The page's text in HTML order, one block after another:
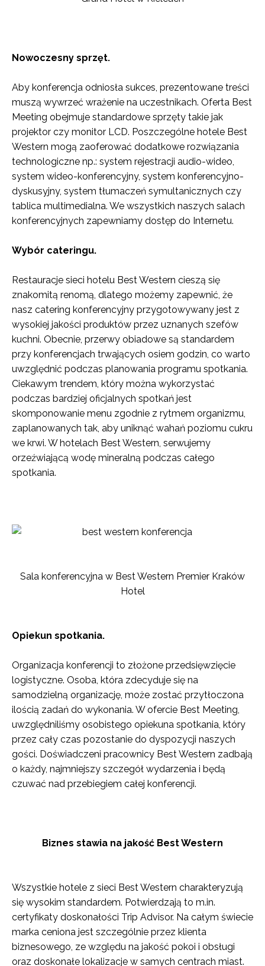
Nowoczesny sprzęt.
Aby konferencja odniosła sukces, prezentowane treści
muszą wywrzeć wrażenie na uczestnikach. Oferta Best
Meeting obejmuje standardowe sprzęty takie jak
projektor czy monitor LCD. Poszczególne hotele Best
Western mogą zaoferować dodatkowe rozwiązania
technologiczne np.: system rejestracji audio-wideo,
system wideo-konferencyjny, system konferencyjno-
dyskusyjny, system tłumaczeń symultanicznych czy
tablica multimedialna. We wszystkich naszych salach
konferencyjnych zapewniamy dostęp do Internetu.
Wybór cateringu.
Restauracje sieci hotelu Best Western cieszą się
znakomitą renomą, dlatego możemy zapewnić, że
nasz catering konferencyjny przygotowywany jest z
wysokiej jakości produktów przez uznanych szefów
kuchni. Obecnie, przerwy obiadowe są standardem
przy konferencjach trwających osiem godzin, co warto
uwzględnić podczas planowania programu spotkania.
Ciekawym trendem, który można wykorzystać
podczas bardziej oficjalnych spotkań jest
skomponowanie menu zgodnie z rytmem organizmu,
zaplanowanych tak, aby uniknąć wahań poziomu cukru
we krwi. W hotelach Best Western, serwujemy
orzeźwiającą wodę mineralną podczas całego
spotkania.
Sala konferencyjna w Best Western Premier Kraków
Hotel
Opiekun spotkania.
Organizacja konferencji to złożone przedsięwzięcie
logistyczne. Osoba, która zdecyduje się na
samodzielną organizację, może zostać przytłoczona
ilością zadań do wykonania. W ofercie Best Meeting,
uwzględniliśmy osobistego opiekuna spotkania, który
przez cały czas pozostanie do dyspozycji naszych
gości. Doświadczeni pracownicy Best Western zadbają
o każdy, najmniejszy szczegół wydarzenia i będą
czuwać nad przebiegiem całej konferencji.
Biznes stawia na jakość Best Western
Wszystkie hotele z sieci Best Western charakteryzują
się wysokim standardem. Potwierdzają to m.in.
certyfikaty doskonałości Trip Advisor. Na całym świecie
marka ceniona jest szczególnie przez klienta
biznesowego, ze względu na jakość pokoi i obsługi
oraz doskonałe lokalizacje w samych centrach miast.